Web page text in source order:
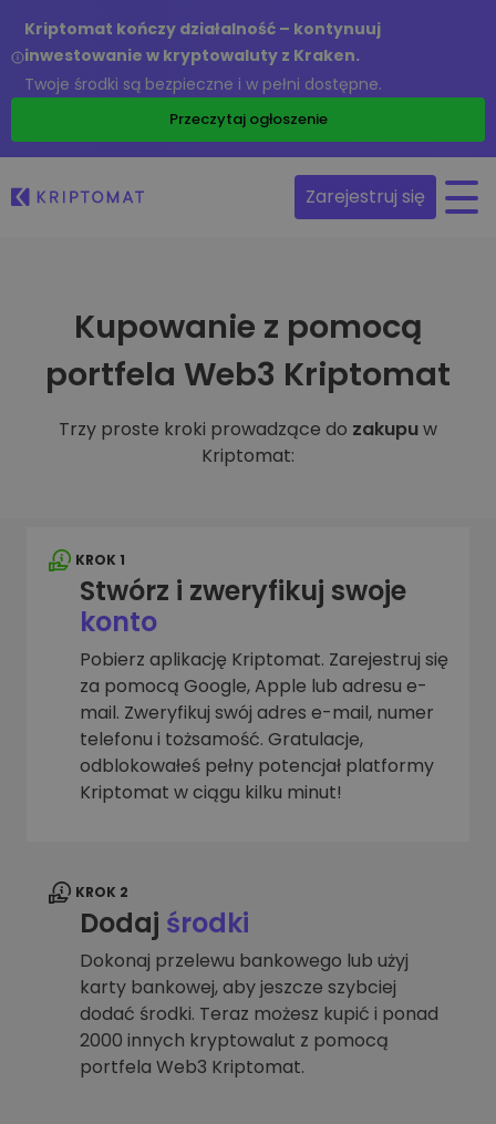
Kriptomat kończy działalność – kontynuuj
inwestowanie w kryptowaluty z Kraken.
Twoje środki są bezpieczne i w pełni dostępne.
Przeczytaj ogłoszenie
Zarejestruj się
Kupowanie z pomocą
portfela Web3 Kriptomat
Trzy proste kroki prowadzące do zakupuw
Kriptomat:
KROK 1
Stwórz i zweryfikuj swoje
konto
Pobierz aplikację Kriptomat. Zarejestruj się
za pomocą Google, Apple lub adresu e-
mail. Zweryfikuj swój adres e-mail, numer
telefonu i tożsamość. Gratulacje,
odblokowałeś pełny potencjał platformy
Kriptomat w ciągu kilku minut!
KROK 2
Dodaj środki
Dokonaj przelewu bankowego lub użyj
karty bankowej, aby jeszcze szybciej
dodać środki. Teraz możesz kupić i ponad
2000 innych kryptowalut z pomocą
portfela Web3 Kriptomat.